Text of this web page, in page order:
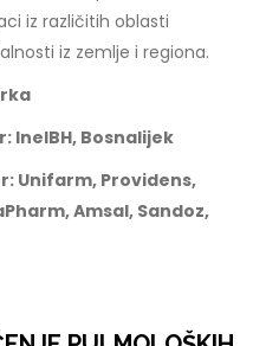
iz različitih oblasti
iz zemlje i regiona.
InelBH, Bosnalijek
Unifarm, Providens,
Amsal, Sandoz,